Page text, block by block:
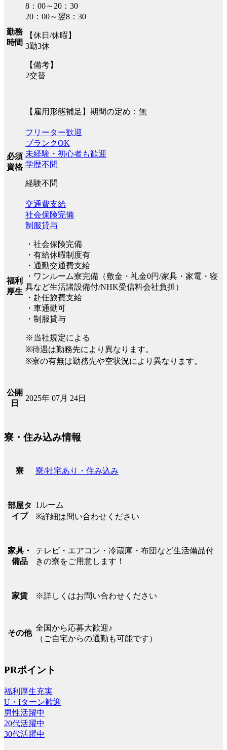
勤務
時間
8：00～20：30
20：00～翌8：30
【休日/休暇】
3勤3休
【備考】
2交替
【雇用形態補足】期間の定め：無
必須
資格
フリーター歓迎
ブランクOK
未経験・初心者も歓迎
学歴不問
経験不問
福利
厚生
交通費支給
社会保険完備
制服貸与
・社会保険完備
・有給休暇制度有
・通勤交通費支給
・ワンルーム寮完備（敷金・礼金0円/家具・家電・寝
具など生活諸設備付/NHK受信料会社負担）
・赴任旅費支給
・車通勤可
・制服貸与
※当社規定による
※待遇は勤務先により異なります。
※寮の有無は勤務先や空状況により異なります。
公開
日
2025年 07月 24日
寮・住み込み情報
寮 寮/社宅あり・住み込み
部屋タ
イプ
1ルーム
※詳細は問い合わせください
家具・
備品
テレビ・エアコン・冷蔵庫・布団など生活備品付
きの寮をご用意します！
家賃 ※詳しくはお問い合わせください
その他
全国から応募大歓迎♪
（ご自宅からの通勤も可能です）
PRポイント
福利厚生充実
U・Iターン歓迎
男性活躍中
20代活躍中
30代活躍中